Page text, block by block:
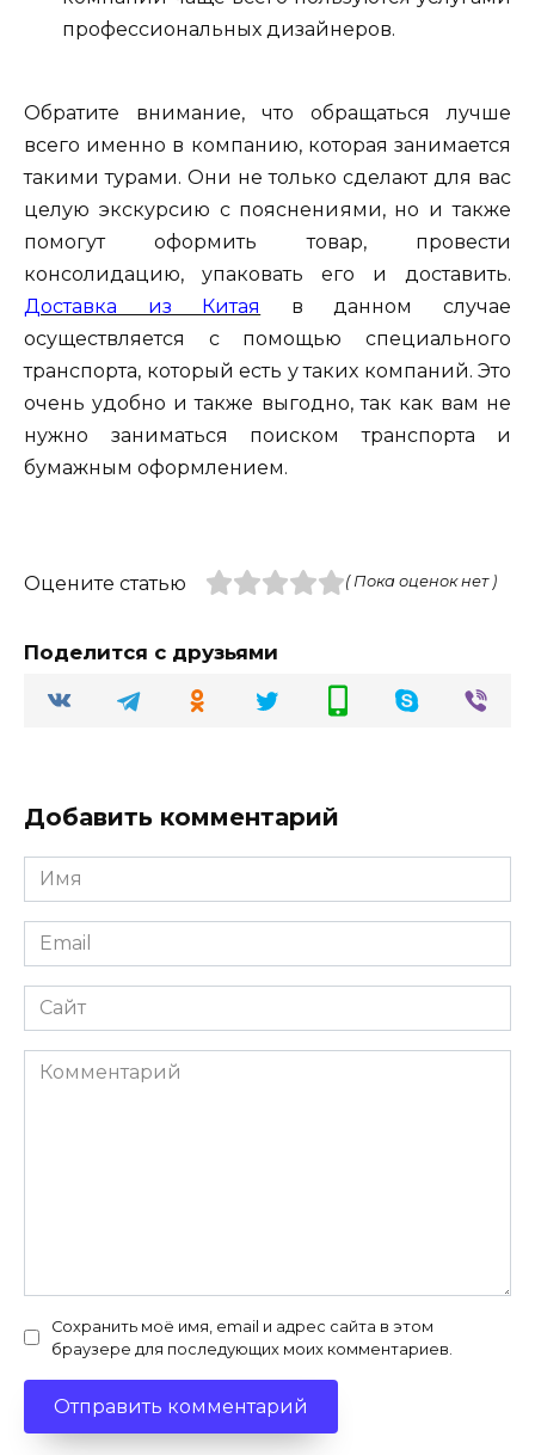
профессиональных дизайнеров.
Обратите внимание, что обращаться лучше
всего именно в компанию, которая занимается
такими турами. Они не только сделают для вас
целую экскурсию с пояснениями, но и также
помогут оформить товар, провести
консолидацию, упаковать его и доставить.
Доставка из Китая
в данном случае
осуществляется с помощью специального
транспорта, который есть у таких компаний. Это
очень удобно и также выгодно, так как вам не
нужно заниматься поиском транспорта и
бумажным оформлением.
Оцените статью ( Пока оценок нет )
Поделится с друзьями
Добавить комментарий
Имя
Email
Сайт
Комментарий
Сохранить моё имя, email и адрес сайта в этом
браузере для последующих моих комментариев.